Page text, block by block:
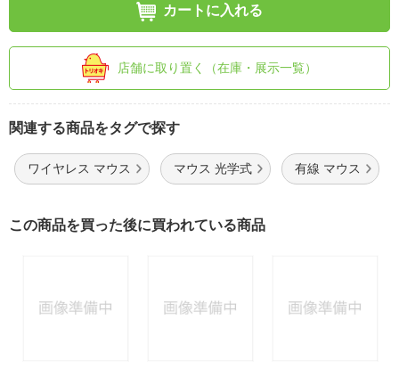
カートに入れる
店舗に取り置く（在庫・展示一覧）
関連する商品をタグで探す
ワイヤレス マウス マウス 光学式 有線 マウス
この商品を買った後に買われている商品